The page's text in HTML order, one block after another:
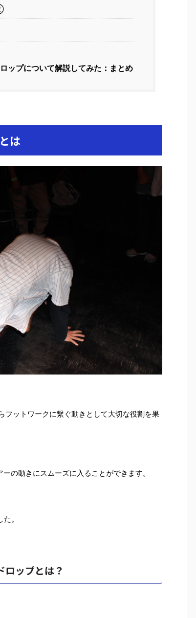
ップについて解説してみた：まとめ
は
フットワークに繋ぐ動きとして大切な役割を果
の動きにスムーズに入ることができます。
。
ロップとは？